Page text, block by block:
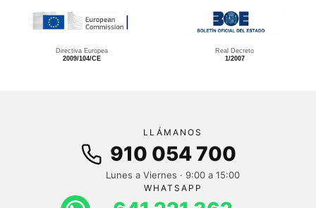
Directiva Europea
2009/104/CE
Real Decreto
1/2007
LLÁMANOS
910 054 700
Lunes a Viernes · 9:00 a 15:00
WHATSAPP